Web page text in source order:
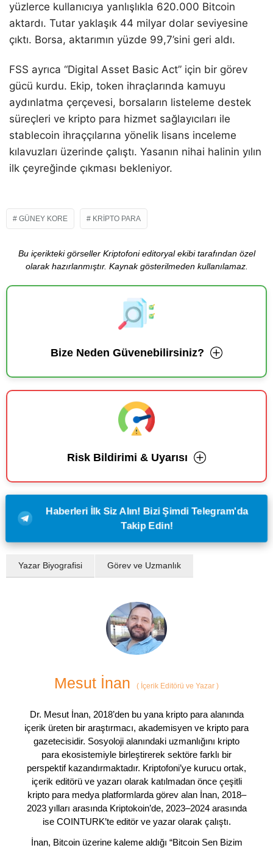
yüzlerce kullanıcıya yanlışlıkla 620.000 Bitcoin
aktardı. Tutar yaklaşık 44 milyar dolar seviyesine
çıktı. Borsa, aktarımın yüzde 99,7’sini geri aldı.
FSS ayrıca “Digital Asset Basic Act” için bir görev
gücü kurdu. Ekip, token ihraçlarında kamuyu
aydınlatma çerçevesi, borsaların listeleme destek
süreçleri ve kripto para hizmet sağlayıcıları ile
stablecoin ihraççılarına yönelik lisans inceleme
kılavuzları üzerinde çalıştı. Yasanın nihai halinin yılın
ilk çeyreğinde çıkması bekleniyor.
GÜNEY KORE KRIPTO PARA
Bu içerikteki görseller Kriptofoni editoryal ekibi tarafından özel
olarak hazırlanmıştır. Kaynak gösterilmeden kullanılamaz.
Bize Neden Güvenebilirsiniz?
Risk Bildirimi & Uyarısı
Haberleri İlk Siz Alın! Bizi Şimdi Telegram'da
Takip Edin!
Yazar Biyografisi Görev ve Uzmanlık
Mesut İnan ( İçerik Editörü ve Yazar )
Dr. Mesut İnan, 2018’den bu yana kripto para alanında
içerik üreten bir araştırmacı, akademisyen ve kripto para
gazetecisidir. Sosyoloji alanındaki uzmanlığını kripto
para ekosistemiyle birleştirerek sektöre farklı bir
perspektif kazandırmaktadır. Kriptofoni’ye kurucu ortak,
içerik editörü ve yazarı olarak katılmadan önce çeşitli
kripto para medya platformlarda görev alan İnan, 2018–
2023 yılları arasında Kriptokoin’de, 2023–2024 arasında
ise COINTURK’te editör ve yazar olarak çalıştı.
İnan, Bitcoin üzerine kaleme aldığı “Bitcoin Sen Bizim